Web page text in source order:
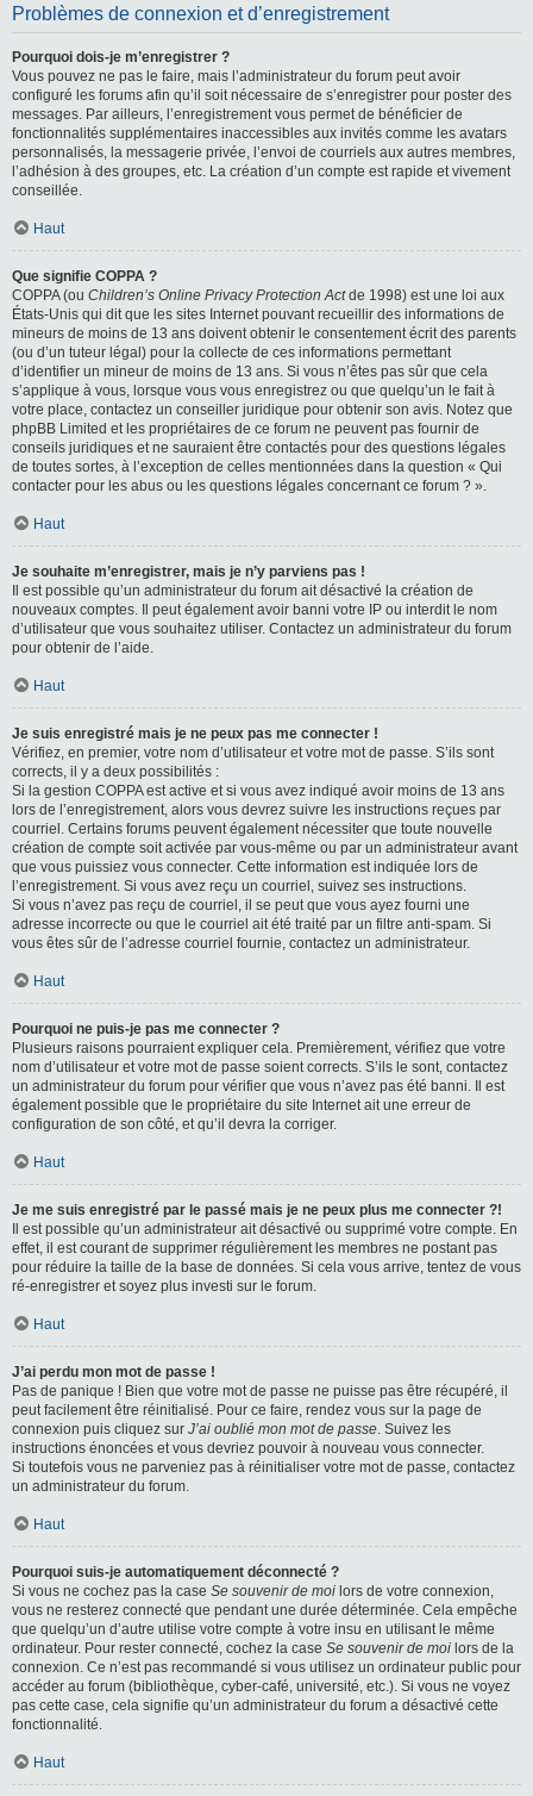
Problèmes de connexion et d’enregistrement
Pourquoi dois-je m’enregistrer ?
Vous pouvez ne pas le faire, mais l’administrateur du forum peut avoir
configuré les forums afin qu’il soit nécessaire de s’enregistrer pour poster des
messages. Par ailleurs, l’enregistrement vous permet de bénéficier de
fonctionnalités supplémentaires inaccessibles aux invités comme les avatars
personnalisés, la messagerie privée, l’envoi de courriels aux autres membres,
l’adhésion à des groupes, etc. La création d’un compte est rapide et vivement
conseillée.
Haut
Que signifie COPPA ?
COPPA (ou Children’s Online Privacy Protection Actde 1998) est une loi aux
États-Unis qui dit que les sites Internet pouvant recueillir des informations de
mineurs de moins de 13 ans doivent obtenir le consentement écrit des parents
(ou d’un tuteur légal) pour la collecte de ces informations permettant
d’identifier un mineur de moins de 13 ans. Si vous n’êtes pas sûr que cela
s’applique à vous, lorsque vous vous enregistrez ou que quelqu’un le fait à
votre place, contactez un conseiller juridique pour obtenir son avis. Notez que
phpBB Limited et les propriétaires de ce forum ne peuvent pas fournir de
conseils juridiques et ne sauraient être contactés pour des questions légales
de toutes sortes, à l’exception de celles mentionnées dans la question « Qui
contacter pour les abus ou les questions légales concernant ce forum ? ».
Haut
Je souhaite m’enregistrer, mais je n’y parviens pas !
Il est possible qu’un administrateur du forum ait désactivé la création de
nouveaux comptes. Il peut également avoir banni votre IP ou interdit le nom
d’utilisateur que vous souhaitez utiliser. Contactez un administrateur du forum
pour obtenir de l’aide.
Haut
Je suis enregistré mais je ne peux pas me connecter !
Vérifiez, en premier, votre nom d’utilisateur et votre mot de passe. S’ils sont
corrects, il y a deux possibilités :
Si la gestion COPPA est active et si vous avez indiqué avoir moins de 13 ans
lors de l’enregistrement, alors vous devrez suivre les instructions reçues par
courriel. Certains forums peuvent également nécessiter que toute nouvelle
création de compte soit activée par vous-même ou par un administrateur avant
que vous puissiez vous connecter. Cette information est indiquée lors de
l’enregistrement. Si vous avez reçu un courriel, suivez ses instructions.
Si vous n’avez pas reçu de courriel, il se peut que vous ayez fourni une
adresse incorrecte ou que le courriel ait été traité par un filtre anti-spam. Si
vous êtes sûr de l’adresse courriel fournie, contactez un administrateur.
Haut
Pourquoi ne puis-je pas me connecter ?
Plusieurs raisons pourraient expliquer cela. Premièrement, vérifiez que votre
nom d’utilisateur et votre mot de passe soient corrects. S’ils le sont, contactez
un administrateur du forum pour vérifier que vous n’avez pas été banni. Il est
également possible que le propriétaire du site Internet ait une erreur de
configuration de son côté, et qu’il devra la corriger.
Haut
Je me suis enregistré par le passé mais je ne peux plus me connecter ?!
Il est possible qu’un administrateur ait désactivé ou supprimé votre compte. En
effet, il est courant de supprimer régulièrement les membres ne postant pas
pour réduire la taille de la base de données. Si cela vous arrive, tentez de vous
ré-enregistrer et soyez plus investi sur le forum.
Haut
J’ai perdu mon mot de passe !
Pas de panique ! Bien que votre mot de passe ne puisse pas être récupéré, il
peut facilement être réinitialisé. Pour ce faire, rendez vous sur la page de
connexion puis cliquez sur J’ai oublié mon mot de passe. Suivez les
instructions énoncées et vous devriez pouvoir à nouveau vous connecter.
Si toutefois vous ne parveniez pas à réinitialiser votre mot de passe, contactez
un administrateur du forum.
Haut
Pourquoi suis-je automatiquement déconnecté ?
Si vous ne cochez pas la case Se souvenir de moi lors de votre connexion,
vous ne resterez connecté que pendant une durée déterminée. Cela empêche
que quelqu’un d’autre utilise votre compte à votre insu en utilisant le même
ordinateur. Pour rester connecté, cochez la case Se souvenir de moi lors de la
connexion. Ce n’est pas recommandé si vous utilisez un ordinateur public pour
accéder au forum (bibliothèque, cyber-café, université, etc.). Si vous ne voyez
pas cette case, cela signifie qu’un administrateur du forum a désactivé cette
fonctionnalité.
Haut